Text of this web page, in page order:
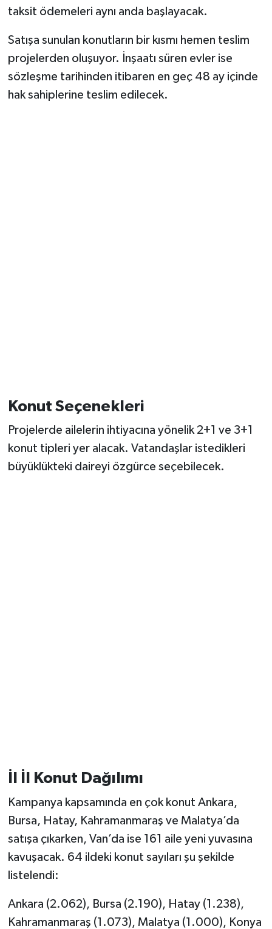
taksit ödemeleri aynı anda başlayacak.
Satışa sunulan konutların bir kısmı hemen teslim
projelerden oluşuyor. İnşaatı süren evler ise
sözleşme tarihinden itibaren en geç 48 ay içinde
hak sahiplerine teslim edilecek.
Konut Seçenekleri
Projelerde ailelerin ihtiyacına yönelik 2+1 ve 3+1
konut tipleri yer alacak. Vatandaşlar istedikleri
büyüklükteki daireyi özgürce seçebilecek.
İl İl Konut Dağılımı
Kampanya kapsamında en çok konut Ankara,
Bursa, Hatay, Kahramanmaraş ve Malatya’da
satışa çıkarken, Van’da ise 161 aile yeni yuvasına
kavuşacak. 64 ildeki konut sayıları şu şekilde
listelendi:
Ankara (2.062), Bursa (2.190), Hatay (1.238),
Kahramanmaraş (1.073), Malatya (1.000), Konya